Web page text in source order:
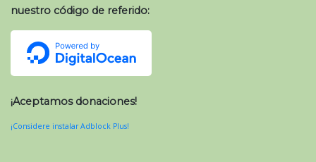
nuestro código de referido:
¡Aceptamos donaciones!
¡Considere instalar Adblock Plus!